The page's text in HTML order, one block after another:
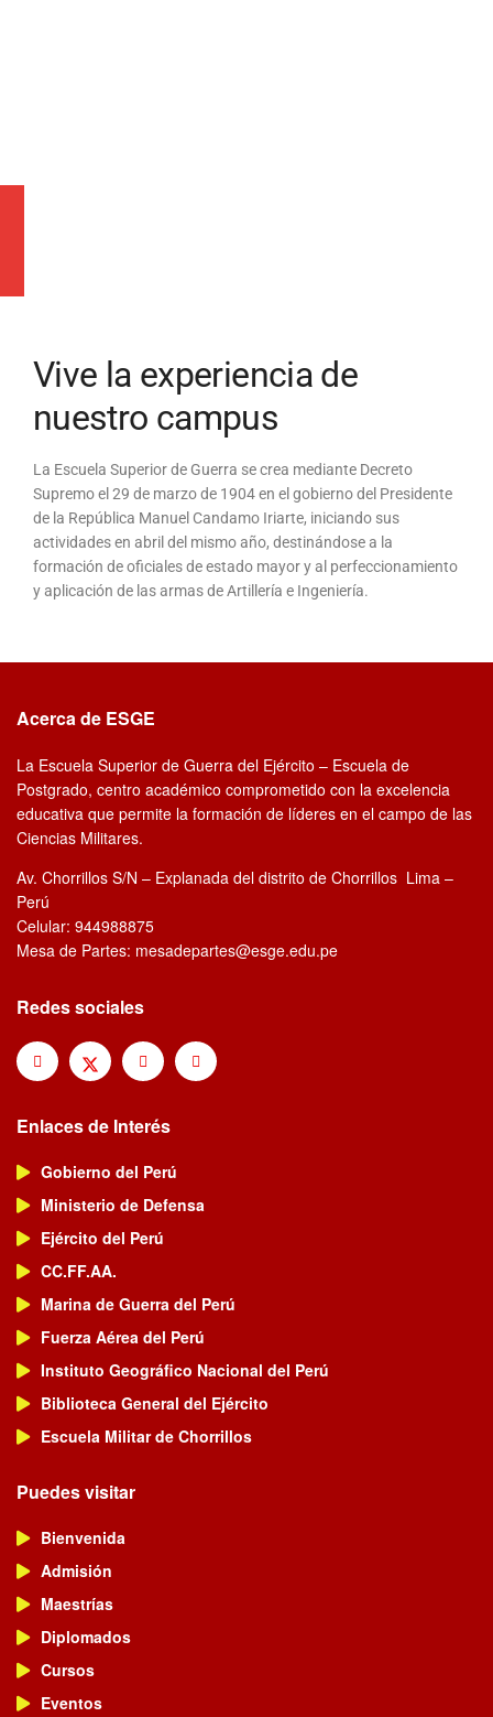
Vive la experiencia de
nuestro campus
La Escuela Superior de Guerra se crea mediante Decreto
Supremo el 29 de marzo de 1904 en el gobierno del Presidente
de la República Manuel Candamo Iriarte, iniciando sus
actividades en abril del mismo año, destinándose a la
formación de oficiales de estado mayor y al perfeccionamiento
y aplicación de las armas de Artillería e Ingeniería.
Acerca de ESGE
La Escuela Superior de Guerra del Ejército – Escuela de
Postgrado, centro académico comprometido con la excelencia
educativa que permite la formación de líderes en el campo de las
Ciencias Militares.
Av. Chorrillos S/N – Explanada del distrito de Chorrillos Lima –
Perú
Celular: 944988875
Mesa de Partes: mesadepartes@esge.edu.pe
Redes sociales
Enlaces de Interés
Gobierno del Perú
Ministerio de Defensa
Ejército del Perú
CC.FF.AA.
Marina de Guerra del Perú
Fuerza Aérea del Perú
Instituto Geográfico Nacional del Perú
Biblioteca General del Ejército
Escuela Militar de Chorrillos
Puedes visitar
Bienvenida
Admisión
Maestrías
Diplomados
Cursos
Eventos